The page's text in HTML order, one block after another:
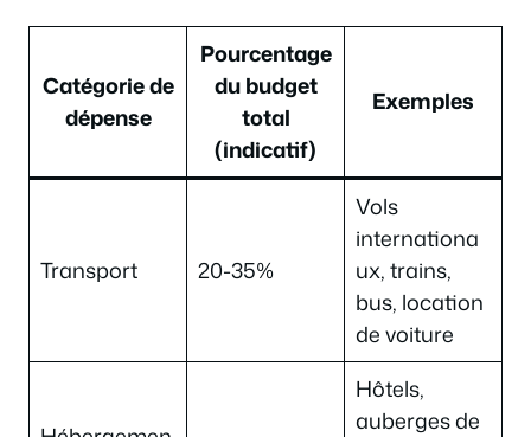
Catégorie de
dépense
Pourcentage
du budget
total
(indicatif)
Exemples
Transport 20-35%
Vols
internationa
ux, trains,
bus, location
de voiture
Hôtels,
auberges de